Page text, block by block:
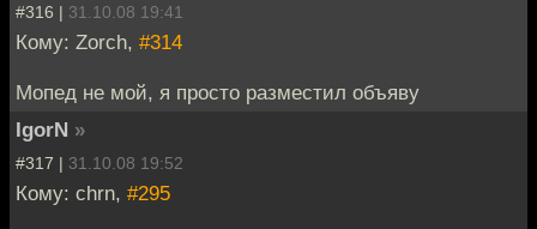
#316 | 31.10.08 19:41
Кому: Zorch, #314
Мопед не мой, я просто разместил объяву
IgorN »
#317 | 31.10.08 19:52
Кому: chrn, #295